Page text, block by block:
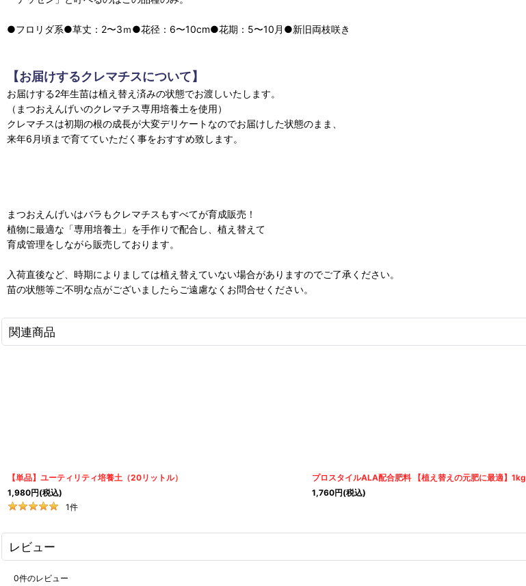
●フロリダ系●草丈：2〜3ｍ●花径：6〜10cm●花期：5〜10月●新旧両枝咲き
【お届けするクレマチスについて】
お届けする2年生苗は植え替え済みの状態でお渡しいたします。
（まつおえんげいのクレマチス専用培養土を使用）
クレマチスは初期の根の成長が大変デリケートなのでお届けした状態のまま、
来年6月頃まで育てていただく事をおすすめ致します。
まつおえんげいはバラもクレマチスもすべてが育成販売！
植物に最適な「専用培養土」を手作りで配合し、植え替えて
育成管理をしながら販売しております。
入荷直後など、時期によりましては植え替えていない場合がありますのでご了承ください。
苗の状態等ご不明な点がございましたらご遠慮なくお問合せください。
関連商品
【単品】ユーティリティ培養土（20リットル）
1,980円(税込)
1件
プロスタイルALA配合肥料 【植え替えの元肥に最適】1kg
1,760円(税込)
レビュー
0件のレビュー